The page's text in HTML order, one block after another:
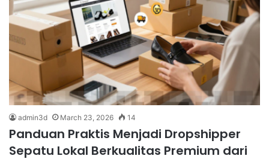
admin3d March 23, 2026 14
Panduan Praktis Menjadi Dropshipper
Sepatu Lokal Berkualitas Premium dari